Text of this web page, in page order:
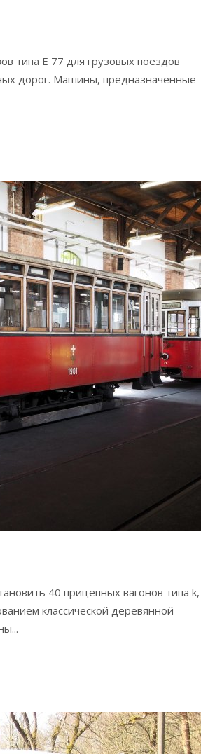
типа E 77 для грузовых поездов
дорог. Машины, предназначенные
40 прицепных вагонов типа k,
классической деревянной